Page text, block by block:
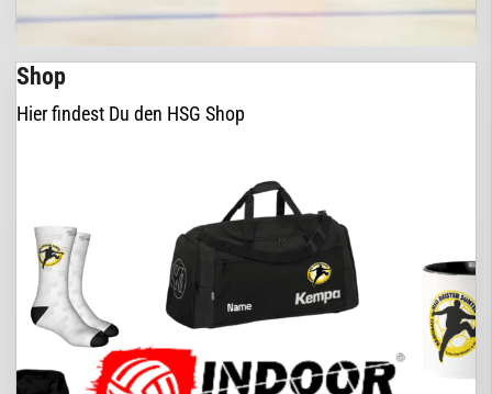
Finde hier das passende Team für Dich, gefiltert nach Alter
Shop
Hier findest Du den HSG Shop